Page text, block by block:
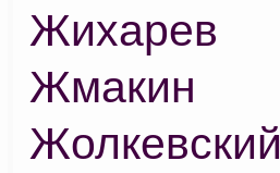
Жихарев
Жмакин
Жолкевский